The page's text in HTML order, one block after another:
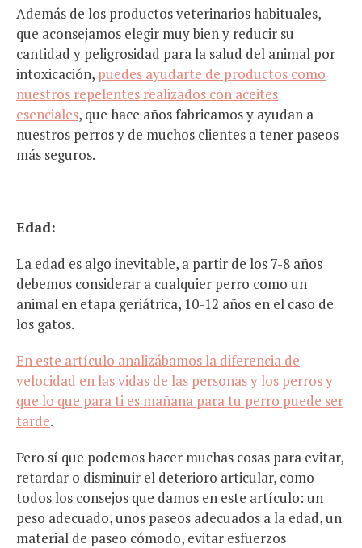
Además de los productos veterinarios habituales,
que aconsejamos elegir muy bien y reducir su
cantidad y peligrosidad para la salud del animal por
intoxicación, puedes ayudarte de productos como
nuestros repelentes realizados con aceites
esenciales, que hace años fabricamos y ayudan a
nuestros perros y de muchos clientes a tener paseos
más seguros.
Edad:
La edad es algo inevitable, a partir de los 7-8 años
debemos considerar a cualquier perro como un
animal en etapa geriátrica, 10-12 años en el caso de
los gatos.
En este artículo analizábamos la diferencia de
velocidad en las vidas de las personas y los perros y
que lo que para ti es mañana para tu perro puede ser
tarde.
Pero sí que podemos hacer muchas cosas para evitar,
retardar o disminuir el deterioro articular, como
todos los consejos que damos en este artículo: un
peso adecuado, unos paseos adecuados a la edad, un
material de paseo cómodo, evitar esfuerzos